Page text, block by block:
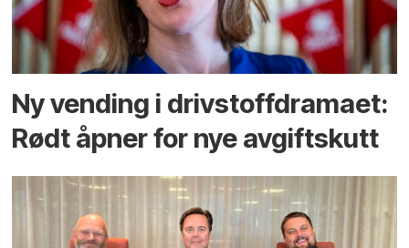
Ny vending i drivstoffdramaet:
Rødt åpner for nye avgiftskutt